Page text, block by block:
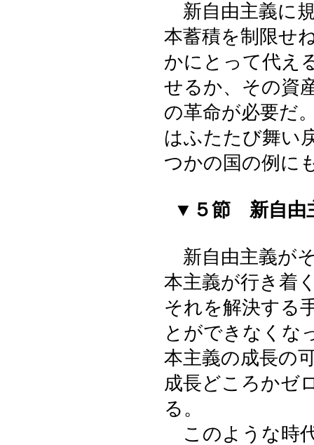
新自由主義に
本蓄積を制限せ
かにとって代え
せるか、その資
の革命が必要だ
はふたたび舞い
つかの国の例に
▼５節 新自由
新自由主義が
本主義が行き着
それを解決する
とができなくな
本主義の成長の
成長どころかゼ
る。
このような時